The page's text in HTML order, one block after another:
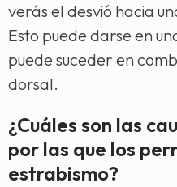
verás el desvió hacia
Esto puede darse en
puede suceder en
dorsal.
¿Cuáles son las
por las que los
estrabismo?